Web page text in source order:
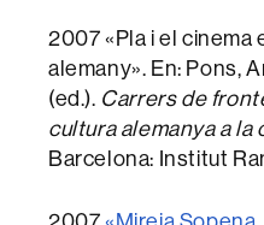
2007 «Pla i el
alemany». En: Pons,
(ed.). Carrers de
cultura alemanya a la
Barcelona: Institut